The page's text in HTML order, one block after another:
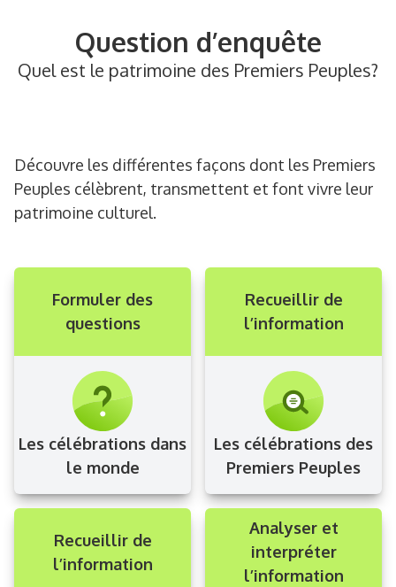
Question d’enquête
Quel est le patrimoine des Premiers Peuples?
Découvre les différentes façons dont les Premiers
Peuples célèbrent, transmettent et font vivre leur
patrimoine culturel.
Formuler des
questions
Les célébrations dans
le monde
Recueillir de
l’information
Les célébrations des
Premiers Peuples
Recueillir de
l’information
Analyser et
interpréter
l’information